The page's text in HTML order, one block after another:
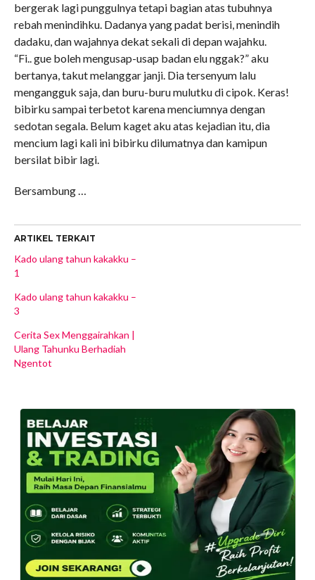
bergerak lagi punggulnya tetapi bagian atas tubuhnya
rebah menindihku. Dadanya yang padat berisi, menindih
dadaku, dan wajahnya dekat sekali di depan wajahku.
“Fi.. gue boleh mengusap-usap badan elu nggak?” aku
bertanya, takut melanggar janji. Dia tersenyum lalu
mengangguk saja, dan buru-buru mulutku di cipok. Keras!
bibirku sampai terbetot karena menciumnya dengan
sedotan segala. Belum kaget aku atas kejadian itu, dia
mencium lagi kali ini bibirku dilumatnya dan kamipun
bersilat bibir lagi.
Bersambung …
ARTIKEL TERKAIT
Kado ulang tahun kakakku –
1
Kado ulang tahun kakakku –
3
Cerita Sex Menggairahkan |
Ulang Tahunku Berhadiah
Ngentot